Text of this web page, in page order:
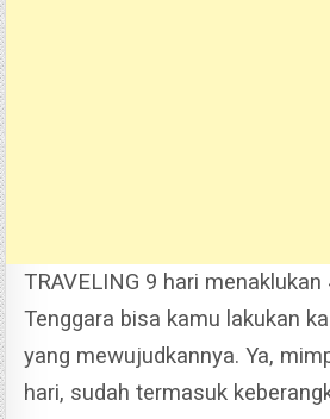
TRAVELING 9 hari menaklukan
Tenggara bisa kamu lakukan
yang mewujudkannya. Ya,
hari, sudah termasuk